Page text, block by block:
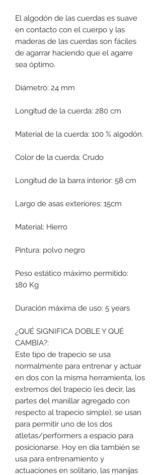
El algodón de las cuerdas es suave
en contacto con el cuerpo y las
maderas de las cuerdas son fáciles
de agarrar haciendo que el agarre
sea óptimo.
Diámetro: 24 mm
Longitud de la cuerda: 280 cm
Material de la cuerda: 100 % algodón.
Color de la cuerda: Crudo
Longitud de la barra interior: 58 cm
Largo de asas exteriores: 15cm
Material: Hierro
Pintura: polvo negro
Peso estático máximo permitido:
180 Kg
Duración máxima de uso: 5 years
¿QUÉ SIGNIFICA DOBLE Y QUÉ
CAMBIA?:
Este tipo de trapecio se usa
normalmente para entrenar y actuar
en dos con la misma herramienta, los
extremos del trapecio (es decir, las
partes del manillar agregado con
respecto al trapecio simple), se usan
para permitir uno de los dos
atletas/performers a espacio para
posicionarse. Hoy en día también se
usa para entrenamiento y
actuaciones en solitario, las manijas